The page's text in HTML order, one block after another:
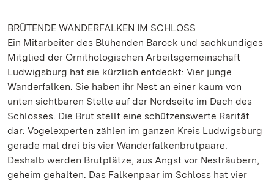
BRÜTENDE WANDERFALKEN IM SCHLOSS
Ein Mitarbeiter des Blühenden Barock und sachkundiges
Mitglied der Ornithologischen Arbeitsgemeinschaft
Ludwigsburg hat sie kürzlich entdeckt: Vier junge
Wanderfalken. Sie haben ihr Nest an einer kaum von
unten sichtbaren Stelle auf der Nordseite im Dach des
Schlosses. Die Brut stellt eine schützenswerte Rarität
dar: Vogelexperten zählen im ganzen Kreis Ludwigsburg
gerade mal drei bis vier Wanderfalkenbrutpaare.
Deshalb werden Brutplätze, aus Angst vor Nesträubern,
geheim gehalten. Das Falkenpaar im Schloss hat vier